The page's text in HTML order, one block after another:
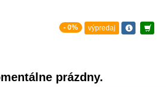
- 0% výpredaj
prázdny.